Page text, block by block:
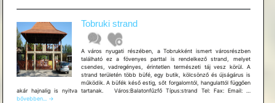
Tobruki strand
A város nyugati részében, a Tobrukként ismert városrészben
található ez a fövenyes parttal is rendelkező strand, melyet
csendes, vadregényes, érintetlen természeti táj vesz körül. A
strand területén több büfé, egy butik, kölcsönző és újságárus is
működik. A büfék késő estig, sőt forgalomtól, hangulattól függően
akár hajnalig is nyitva tartanak. Város:Balatonfűzfő Típus:strand Tel: Fax: Email: …
bővebben...
→